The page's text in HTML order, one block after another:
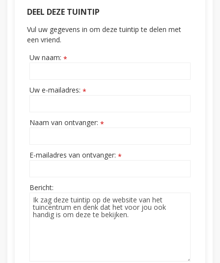
DEEL DEZE TUINTIP
Vul uw gegevens in om deze tuintip te delen met
een vriend.
Uw naam: *
Uw e-mailadres: *
Naam van ontvanger: *
E-mailadres van ontvanger: *
Bericht: